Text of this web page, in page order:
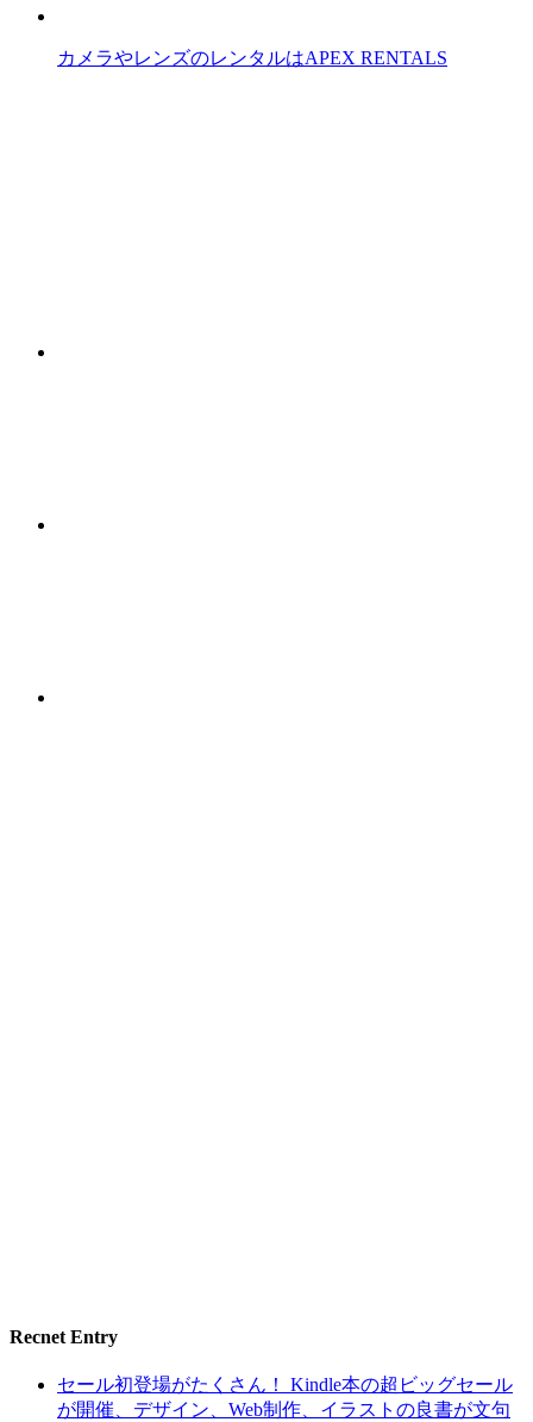
カメラやレンズのレンタルはAPEX RENTALS
Recnet Entry
セール初登場がたくさん！ Kindle本の超ビッグセール
が開催、デザイン、Web制作、イラストの良書が文句